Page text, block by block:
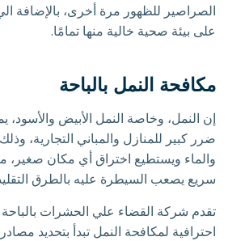
الصراصير للظهور مرة أخرى، بالإضافة
على بيئة صحية خالية منها تمامًا.
مكافحة النمل بالباحة
إن النمل، وخاصة النمل الأبيض
ضرر كبير للمنازل والمباني التجارية،
والماء ويستطيع اختراق أي مكان صغير،
سريع يصعب السيطرة عليه بالطرق
تقدم شركة القضاء علي الحشرات
احترافية لمكافحة النمل تبدأ بتحديد